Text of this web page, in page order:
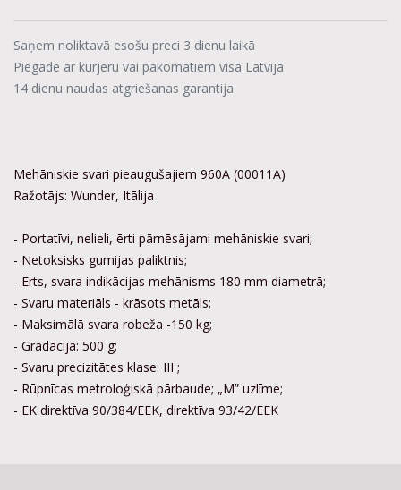
Saņem noliktavā esošu preci 3 dienu laikā
Piegāde ar kurjeru vai pakomātiem visā Latvijā
14 dienu naudas atgriešanas garantija
Mehāniskie svari pieaugušajiem 960A (00011A)
Ražotājs: Wunder, Itālija
- Portatīvi, nelieli, ērti pārnēsājami mehāniskie svari;
- Netoksisks gumijas paliktnis;
- Ērts, svara indikācijas mehānisms 180 mm diametrā;
- Svaru materiāls - krāsots metāls;
- Maksimālā svara robeža -150 kg;
- Gradācija: 500 g;
- Svaru precizitātes klase: III ;
- Rūpnīcas metroloģiskā pārbaude; „M” uzlīme;
- EK direktīva 90/384/EEK, direktīva 93/42/EEK